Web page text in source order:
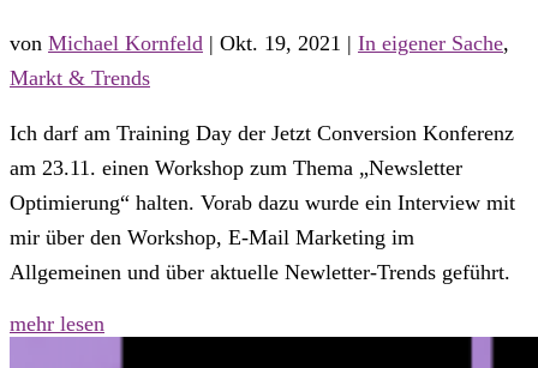
von Michael Kornfeld | Okt. 19, 2021 | In eigener Sache,
Markt & Trends
Ich darf am Training Day der Jetzt Conversion Konferenz
am 23.11. einen Workshop zum Thema „Newsletter
Optimierung“ halten. Vorab dazu wurde ein Interview mit
mir über den Workshop, E-Mail Marketing im
Allgemeinen und über aktuelle Newletter-Trends geführt.
mehr lesen